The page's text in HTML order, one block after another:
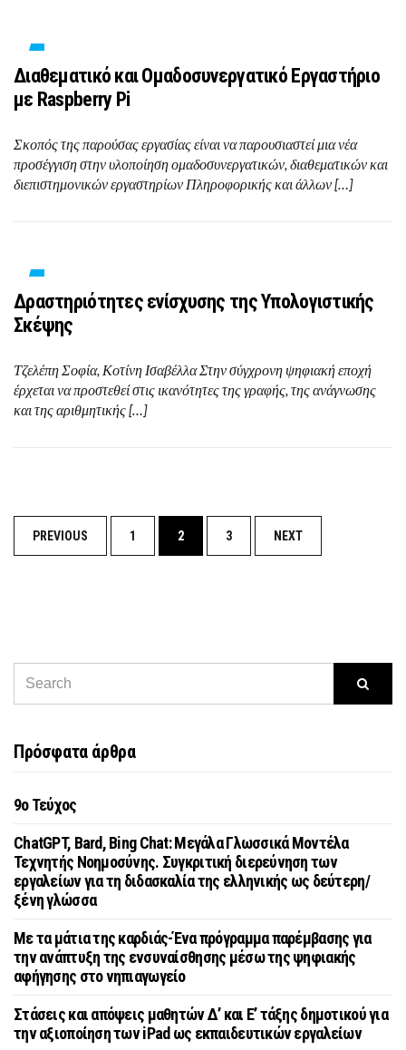
Διαθεματικό και Ομαδοσυνεργατικό Εργαστήριο
με Raspberry Pi
Σκοπός της παρούσας εργασίας είναι να παρουσιαστεί μια νέα
προσέγγιση στην υλοποίηση ομαδοσυνεργατικών, διαθεματικών και
διεπιστημονικών εργαστηρίων Πληροφορικής και άλλων […]
Δραστηριότητες ενίσχυσης της Υπολογιστικής
Σκέψης
Τζελέπη Σοφία, Κοτίνη Ισαβέλλα Στην σύγχρονη ψηφιακή εποχή
έρχεται να προστεθεί στις ικανότητες της γραφής, της ανάγνωσης
και της αριθμητικής […]
PREVIOUS 1 2 3 NEXT
Πρόσφατα άρθρα
9o Τεύχος
ChatGPT, Bard, Bing Chat: Μεγάλα Γλωσσικά Μοντέλα
Τεχνητής Νοημοσύνης. Συγκριτική διερεύνηση των
εργαλείων για τη διδασκαλία της ελληνικής ως δεύτερη/
ξένη γλώσσα
Με τα μάτια της καρδιάς-Ένα πρόγραμμα παρέμβασης για
την ανάπτυξη της ενσυναίσθησης μέσω της ψηφιακής
αφήγησης στο νηπιαγωγείο
Στάσεις και απόψεις μαθητών Δ’ και Ε’ τάξης δημοτικού για
την αξιοποίηση των iPad ως εκπαιδευτικών εργαλείων